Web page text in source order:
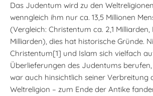
Das Judentum wird zu den
wenngleich ihm nur ca. 13,5 Millionen
(Vergleich: Christentum ca. 2,1 Milliarden,
Milliarden), dies hat historische Gründe.
Christentum[1] und Islam sich vielfach
Überlieferungen des Judentums
war auch hinsichtlich seiner Verbreitung
Weltreligion – zum Ende der Antike